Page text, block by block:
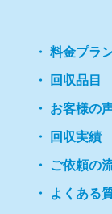
料金プラ
回収品目
お客様の
回収実績
ご依頼の
よくある